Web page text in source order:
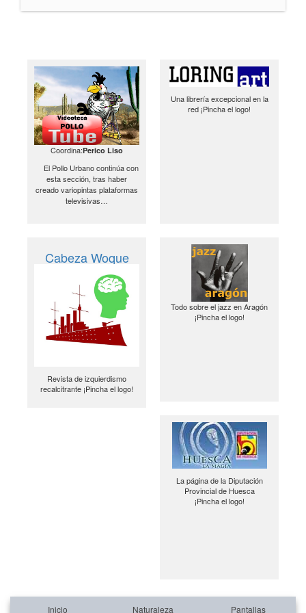
Coordina:Perico Liso
El Pollo Urbano continúa con
esta sección, tras haber
creado variopintas plataformas
televisivas…
Una librería excepcional en la
red ¡Pincha el logo!
Cabeza Woque
Revista de izquierdismo
recalcitrante ¡Pincha el logo!
Todo sobre el jazz en Aragón
¡Pincha el logo!
La página de la Diputación
Provincial de Huesca
¡Pincha el logo!
Inicio Naturaleza Pantallas